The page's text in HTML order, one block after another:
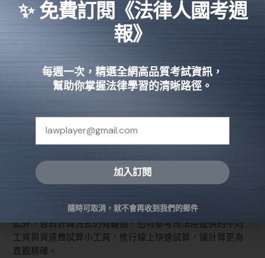
計算公式
資；未滿年
按月比例計
月也視同 1
個月計算
+ 10 天 ≒
5.5 個月的平
每滿 1 年 =
0.5 個月平
滿年按天比
例計算，上
最高資遣費
限於 6 個月
平均工資
2.76 個月的
平均工資；
長年資則上
限 6 個月
此外，若對計算方式仍有疑惑，也可參考司法院提供的平均
工資與資遣費試算小工具，進行線上快速試算，讓計算更為
直觀精確。
✨ 免費訂閱《法律人國考週
報》
每週一次，精選全網高品質考試資訊，
幫助你掌握法律學習的清晰路徑。
加入訂閱
隨時可取消，就不會再收到我們的郵件